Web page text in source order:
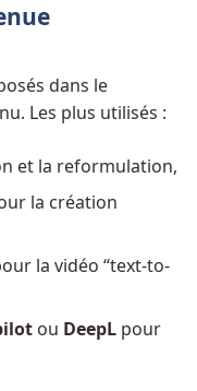
dans le
Les plus utilisés :
et la reformulation,
la création
la vidéo “text-to-
ou DeepL pour